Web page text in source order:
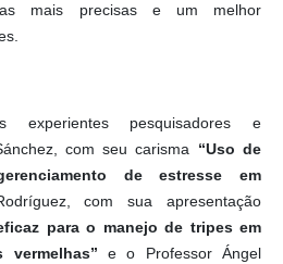
mais precisas e um melhor
experientes pesquisadores e
com seu carisma “Uso de
de estresse em
com sua apresentação
para o manejo de tripes em
e o Professor Ángel